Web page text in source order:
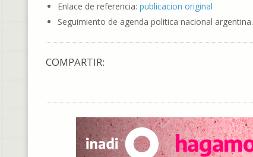
Enlace de referencia: publicacion original
Seguimiento de agenda politica nacional argentina.
COMPARTIR: